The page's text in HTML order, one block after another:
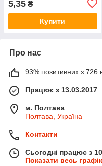
5,35 ₴
Купити
Про нас
93% позитивних з 726
Працює з 13.03.2017
м. Полтава
Полтава, Україна
Контакти
Сьогодні працює з
Показати весь